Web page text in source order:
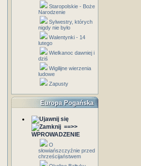
Staropolskie - Boże
Narodzenie
Sylwestry, których
nigdy nie było
Walentynki - 14
lutego
Wielkanoc dawniej i
dziś
Wigilijne wierzenia
ludowe
Zapusty
Europa Pogańska
==>>
WPROWADZENIE
O
słowiańszczyźnie przed
chrześcijaństwem